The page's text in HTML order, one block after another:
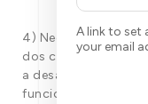
4) Necessidade de
dos cookies não é
a desativação dos
funcionais poderá
A link to set
your email